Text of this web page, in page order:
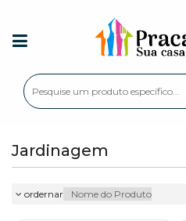
Jardinagem
ordernar